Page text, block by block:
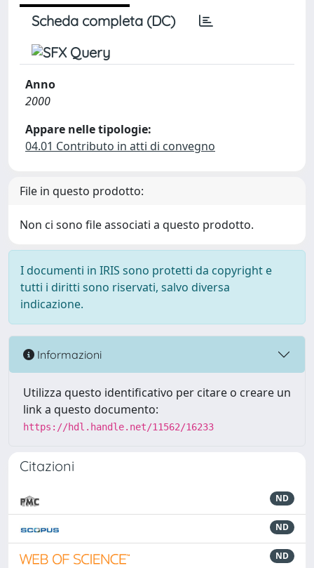
Scheda completa (DC)
Anno
2000
Appare nelle tipologie:
04.01 Contributo in atti di convegno
File in questo prodotto:
Non ci sono file associati a questo prodotto.
I documenti in IRIS sono protetti da copyright e
tutti i diritti sono riservati, salvo diversa
indicazione.
Informazioni
Utilizza questo identificativo per citare o creare un
link a questo documento:
https://hdl.handle.net/11562/16233
Citazioni
ND
ND
ND